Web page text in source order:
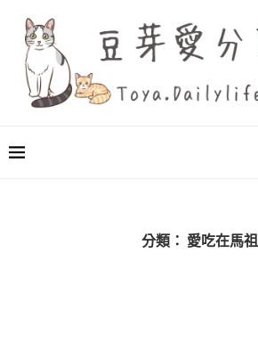
分類： 愛吃在馬祖